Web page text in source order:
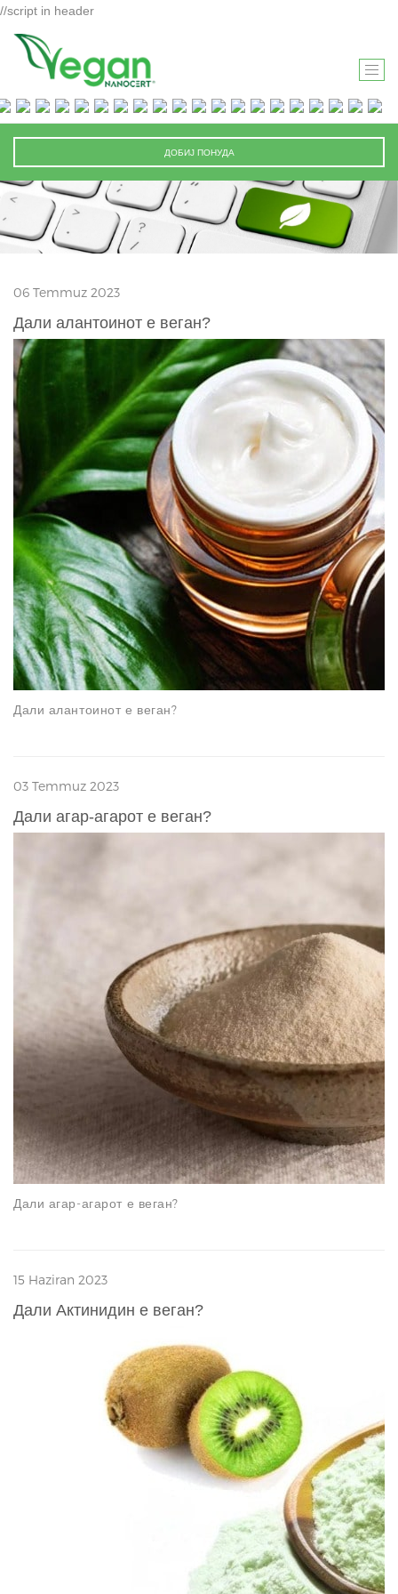
//script in header
T
O
G
G
L
N
A
V
T
I
O
N
ДОБИЈ ПОНУДА
06 Temmuz 2023
Дали алантоинот е веган?
Дали алантоинот е веган?
03 Temmuz 2023
Дали агар-агарот е веган?
Дали агар-агарот е веган?
15 Haziran 2023
Дали Актинидин е веган?